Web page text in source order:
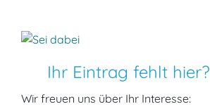
Ihr Eintrag fehlt hier?
Wir freuen uns über Ihr Interesse: